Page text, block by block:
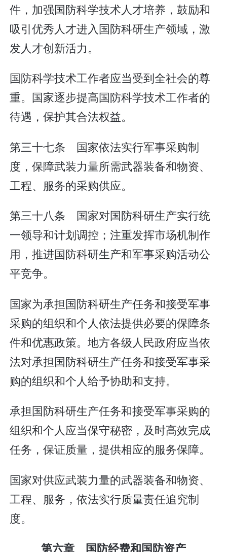
件，加强国防科学技术人才培养，鼓励和
吸引优秀人才进入国防科研生产领域，激
发人才创新活力。
国防科学技术工作者应当受到全社会的尊
重。国家逐步提高国防科学技术工作者的
待遇，保护其合法权益。
第三十七条 国家依法实行军事采购制
度，保障武装力量所需武器装备和物资、
工程、服务的采购供应。
第三十八条 国家对国防科研生产实行统
一领导和计划调控；注重发挥市场机制作
用，推进国防科研生产和军事采购活动公
平竞争。
国家为承担国防科研生产任务和接受军事
采购的组织和个人依法提供必要的保障条
件和优惠政策。地方各级人民政府应当依
法对承担国防科研生产任务和接受军事采
购的组织和个人给予协助和支持。
承担国防科研生产任务和接受军事采购的
组织和个人应当保守秘密，及时高效完成
任务，保证质量，提供相应的服务保障。
国家对供应武装力量的武器装备和物资、
工程、服务，依法实行质量责任追究制
度。
第六章 国防经费和国防资产